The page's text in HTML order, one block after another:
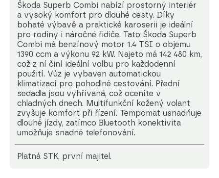
Škoda Superb Combi nabízí prostorný interiér
a vysoký komfort pro dlouhé cesty. Díky
bohaté výbavě a praktické karoserii je ideální
pro rodiny i náročné řidiče. Tato Škoda Superb
Combi má benzínový motor 1.4 TSI o objemu
1390 ccm a výkonu 92 kW. Najeto má 142 480 km,
což z ní činí ideální volbu pro každodenní
použití. Vůz je vybaven automatickou
klimatizací pro pohodlné cestování. Přední
sedadla jsou vyhřívaná, což oceníte v
chladných dnech. Multifunkční kožený volant
zvyšuje komfort při řízení. Tempomat usnadňuje
dlouhé jízdy, zatímco Bluetooth konektivita
umožňuje snadné telefonování.
platná STK, první majitel.